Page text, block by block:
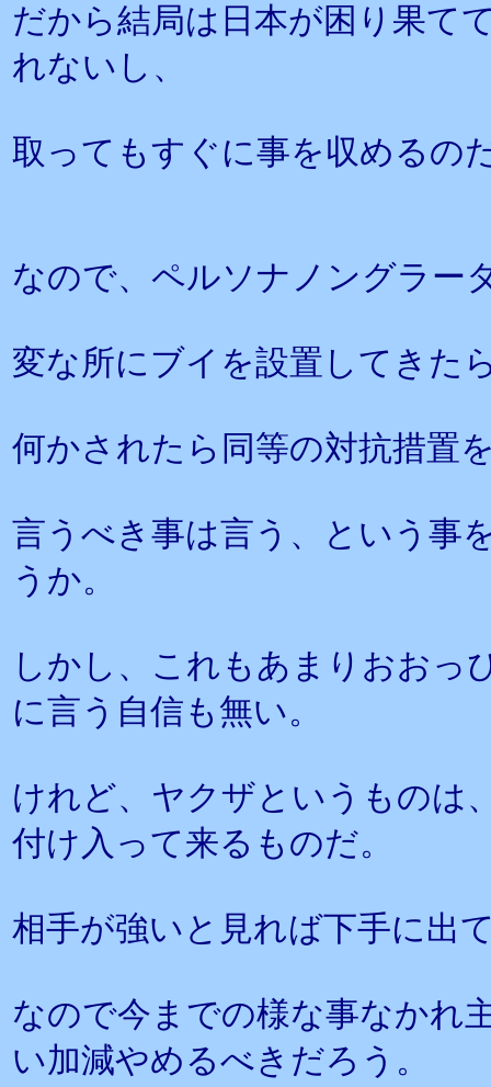
だから結局は日本が困り果て
れないし、
取ってもすぐに事を収めるの
なので、ペルソナノングラー
変な所にブイを設置してきた
何かされたら同等の対抗措置
言うべき事は言う、という事
うか。
しかし、これもあまりおおっ
に言う自信も無い。
けれど、ヤクザというものは
付け入って来るものだ。
相手が強いと見れば下手に出
なので今までの様な事なかれ
い加減やめるべきだろう。